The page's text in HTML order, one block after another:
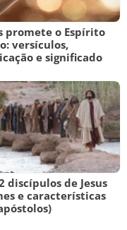
promete o Espírito
versículos,
e significado
discípulos de Jesus
e características